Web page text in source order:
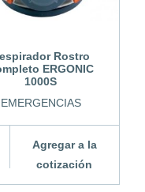
Rostro
ERGONIC
1000S
EMERGENCIAS
Agregar a la
cotización